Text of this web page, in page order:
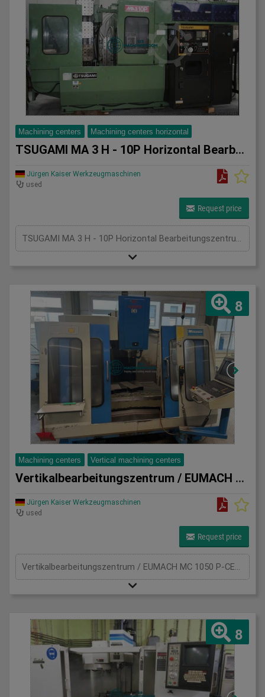
Machining centers Machining centers horizontal
TSUGAMI MA 3 H - 10P Horizontal Bearbeitungszentrum
Jürgen Kaiser Werkzeugmaschinen
used
Request price
TSUGAMI MA 3 H - 10P Horizontal Bearbeitungszentrum 10 - Fach Palettenwechsler-Steuerung FANUC 11- M-Verfahrwege X/Y/Z 340x260x400mm-10 - Fach Palettenwechsel-B - Achse 360 GRAD -Indexierung 0,001mm-Drehzahlbereich 36-5000 U/min-Vorschubbereich 1-6000 mm/Min-Eilgänge 12 / Meter-Min-Werkzeugaufnahme BT 40-Doppelarmgreifer-Werkzeugmagazin 62 Stationen-Antriebsleistung / Spindelmotor 7,5 KW-Elektronisches Handrad-Späneförderer-Zentralschmierung-Kühlmitteleinrichtung-RS 232 Datenschnittstelle-Spindelölkühler-DokumentationAbmaße: LxBxH 4x2,4x2,4 Meter / Gewicht 7000Kg
8
Machining centers Vertical machining centers
Vertikalbearbeitungszentrum / EUMACH MC 1050 P -CE- Kennung
Jürgen Kaiser Werkzeugmaschinen
used
Request price
Vertikalbearbeitungszentrum / EUMACH MC 1050 P-CE- Kennung-Baujahr 1999-Heidenhain 426-Vierte Achse NIKKEN CNC 170 ZA / programmierbar direkt über die Steuerung-Ölkühler-Komplette Dokumentation-KOMPLETTE TECHNISCHE DATEN - SIEHE FOTOSAbmaße: LxBxH 2,8x3,45x2,8 Meter / Gewicht 6500Kg
8